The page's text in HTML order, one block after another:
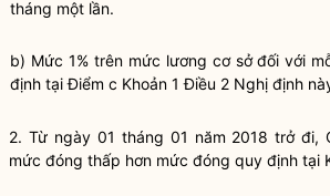
tháng một lần.
b) Mức 1% trên mức lương cơ sở đối với
định tạiĐiểm c Khoản 1 Điều 2 Nghị định
2. Từ ngày 01 tháng 01 năm 2018 trở đi,
mức đóng thấp hơn mức đóng quy định tại